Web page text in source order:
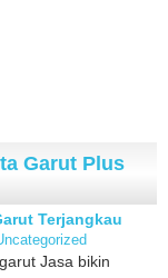
Garut Plus
Terjangkau
Jasa bikin